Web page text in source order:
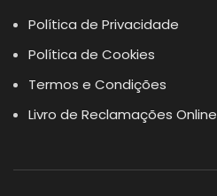
Política de Privacidade
Política de Cookies
Termos e Condições
Livro de Reclamações Online